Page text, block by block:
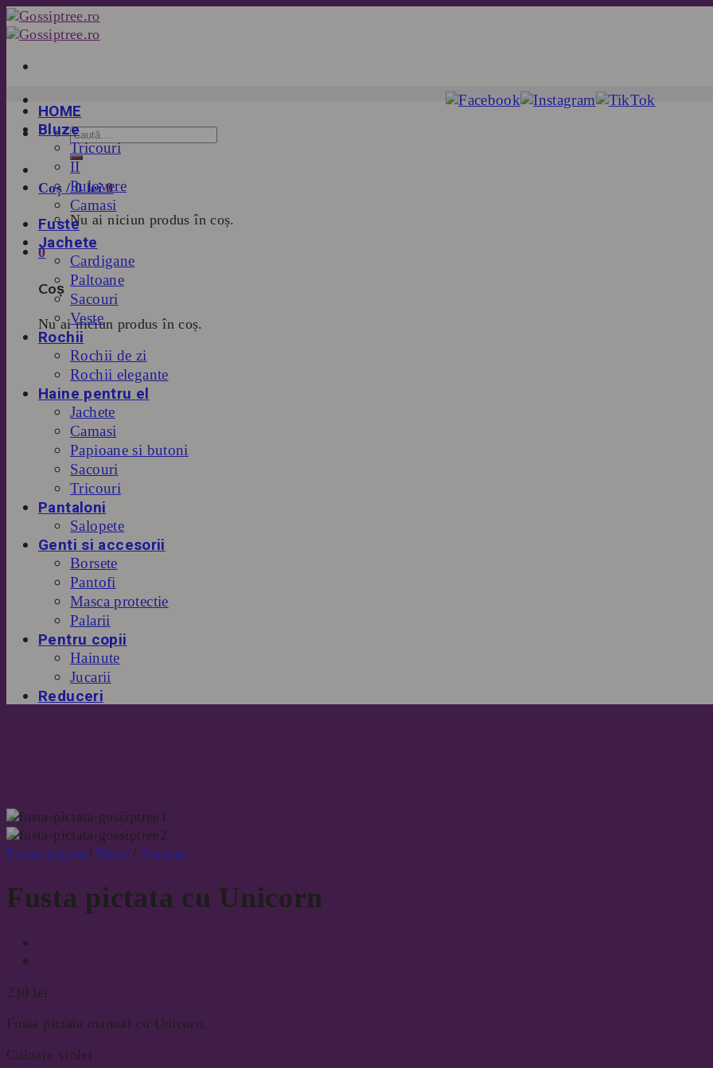
Skip
to
Coș /0lei 0
Nu ai niciun produs în coș.
0
Coș
Nu ai niciun produs în coș.
HOME
Bluze
Tricouri
II
Pulovere
Camasi
Fuste
Jachete
Cardigane
Paltoane
Sacouri
Veste
Rochii
Rochii de zi
Rochii elegante
Haine pentru el
Jachete
Camasi
Papioane si butoni
Sacouri
Tricouri
Pantaloni
Salopete
Genti si accesorii
Borsete
Pantofi
Masca protectie
Palarii
Pentru copii
Hainute
Jucarii
Reduceri
Prima pagină / Bluze / Tricouri
Fusta pictata cu Unicorn
230 lei
Fusta pictata manual cu Unicorn.
Culoare violet